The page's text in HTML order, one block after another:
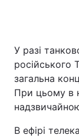
У разі
російського
загальна
При цьому в
В ефірі